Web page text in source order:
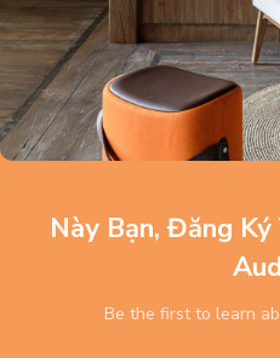
Này Bạn, Đăng
Be the first to learn